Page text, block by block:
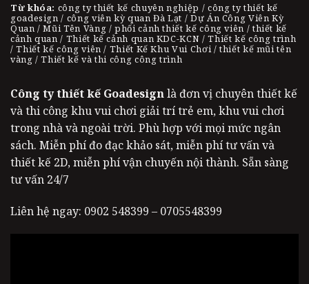
Từ khóa: công ty thiết kế chuyên nghiệp / công ty thiết kế
goadesign / công viên kỳ quan Đà Lạt / Dự Án Công Viên Kỳ
Quan / Mũi Tên Vàng / phối cảnh thiết kế công viên / thiết kế
cảnh quan / Thiết kế cảnh quan KDC-KCN / Thiết kế công trình
/ Thiết kế công viên / Thiết Kế Khu Vui Chơi / thiết kế mũi tên
vàng / Thiết kế và thi công công trình
Công ty thiết kế Goadesignlà đơn vị chuyên thiết kế
và thi công khu vui chơi giải trí trẻ em, khu vui chơi
trong nhà và ngoài trời. Phù hợp với mọi mức ngân
sách. Miễn phí đo đạc khảo sát, miễn phí tư vấn và
thiết kế 2D, miễn phí vận chuyến nội thành. Sẵn sàng
tư vấn 24/7
Liên hệ ngay: 0902 548399 – 0705548399